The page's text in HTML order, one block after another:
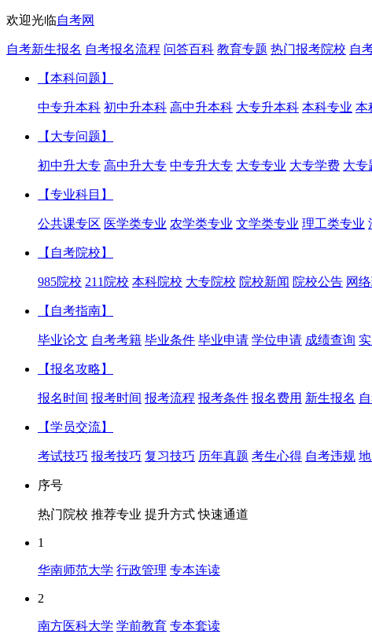
欢迎光临自考网
自考新生报名 自考报名流程 问答百科 教育专题 热门报考院校 自
【本科问题】
中专升本科 初中升本科 高中升本科 大专升本科 本科专业 本
【大专问题】
初中升大专 高中升大专 中专升大专 大专专业 大专学费 大专
【专业科目】
公共课专区 医学类专业 农学类专业 文学类专业 理工类专业
【自考院校】
985院校 211院校 本科院校 大专院校 院校新闻 院校公告 网
【自考指南】
毕业论文 自考考籍 毕业条件 毕业申请 学位申请 成绩查询
【报名攻略】
报名时间 报考时间 报考流程 报考条件 报名费用 新生报名
【学员交流】
考试技巧 报考技巧 复习技巧 历年真题 考生心得 自考违规
序号
热门院校 推荐专业 提升方式 快速通道
1
华南师范大学 行政管理 专本连读
2
南方医科大学 学前教育 专本套读